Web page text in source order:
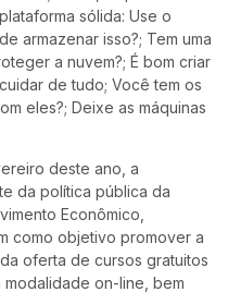
sólida: Use o
armazenar isso?; Tem uma
a nuvem?; É bom criar
de tudo; Você tem os
eles?; Deixe as máquinas
deste ano, a
da política pública da
Econômico,
como objetivo promover a
oferta de cursos gratuitos
on-line, bem